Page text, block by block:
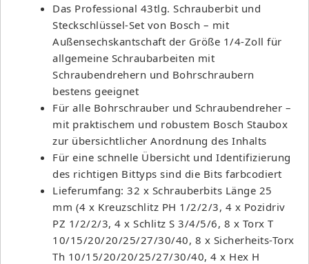
Das Professional 43tlg. Schrauberbit und
Steckschlüssel-Set von Bosch – mit
Außensechskantschaft der Größe 1/4-Zoll für
allgemeine Schraubarbeiten mit
Schraubendrehern und Bohrschraubern
bestens geeignet
Für alle Bohrschrauber und Schraubendreher –
mit praktischem und robustem Bosch Staubox
zur übersichtlicher Anordnung des Inhalts
Für eine schnelle Übersicht und Identifizierung
des richtigen Bittyps sind die Bits farbcodiert
Lieferumfang: 32 x Schrauberbits Länge 25
mm (4 x Kreuzschlitz PH 1/2/2/3, 4 x Pozidriv
PZ 1/2/2/3, 4 x Schlitz S 3/4/5/6, 8 x Torx T
10/15/20/20/25/27/30/40, 8 x Sicherheits-Torx
Th 10/15/20/20/25/27/30/40, 4 x Hex H